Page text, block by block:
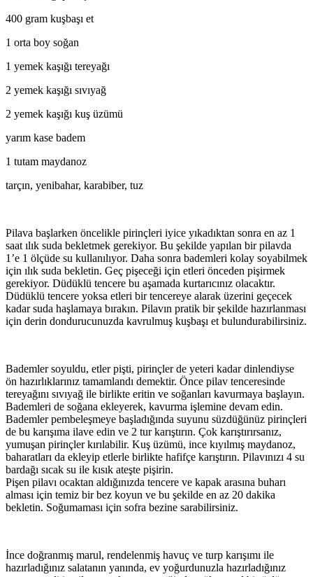
400 gram kuşbaşı et
1 orta boy soğan
1 yemek kaşığı tereyağı
2 yemek kaşığı sıvıyağ
2 yemek kaşığı kuş üzümü
yarım kase badem
1 tutam maydanoz
tarçın, yenibahar, karabiber, tuz
Pilava başlarken öncelikle pirinçleri iyice yıkadıktan sonra en az 1
saat ılık suda bekletmek gerekiyor. Bu şekilde yapılan bir pilavda
1’e 1 ölçüde su kullanılıyor. Daha sonra bademleri kolay soyabilmek
için ılık suda bekletin. Geç pişeceği için etleri önceden pişirmek
gerekiyor. Düdüklü tencere bu aşamada kurtarıcınız olacaktır.
Düdüklü tencere yoksa etleri bir tencereye alarak üzerini geçecek
kadar suda haşlamaya bırakın. Pilavın pratik bir şekilde hazırlanması
için derin dondurucunuzda kavrulmuş kuşbaşı et bulundurabilirsiniz.
Bademler soyuldu, etler pişti, pirinçler de yeteri kadar dinlendiyse
ön hazırlıklarınız tamamlandı demektir. Önce pilav tenceresinde
tereyağını sıvıyağ ile birlikte eritin ve soğanları kavurmaya başlayın.
Bademleri de soğana ekleyerek, kavurma işlemine devam edin.
Bademler pembeleşmeye başladığında suyunu süzdüğünüz pirinçleri
de bu karışıma ilave edin ve 2 tur karıştırın. Çok karıştırırsanız,
yumuşan pirinçler kırılabilir. Kuş üzümü, ince kıyılmış maydanoz,
baharatları da ekleyip etlerle birlikte hafifçe karıştırın. Pilavınızı 4 su
bardağı sıcak su ile kısık ateşte pişirin.
Pişen pilavı ocaktan aldığınızda tencere ve kapak arasına buharı
alması için temiz bir bez koyun ve bu şekilde en az 20 dakika
bekletin. Soğumaması için sofra bezine sarabilirsiniz.
İnce doğranmış marul, rendelenmiş havuç ve turp karışımı ile
hazırladığınız salatanın yanında, ev yoğurdunuzla hazırladığınız